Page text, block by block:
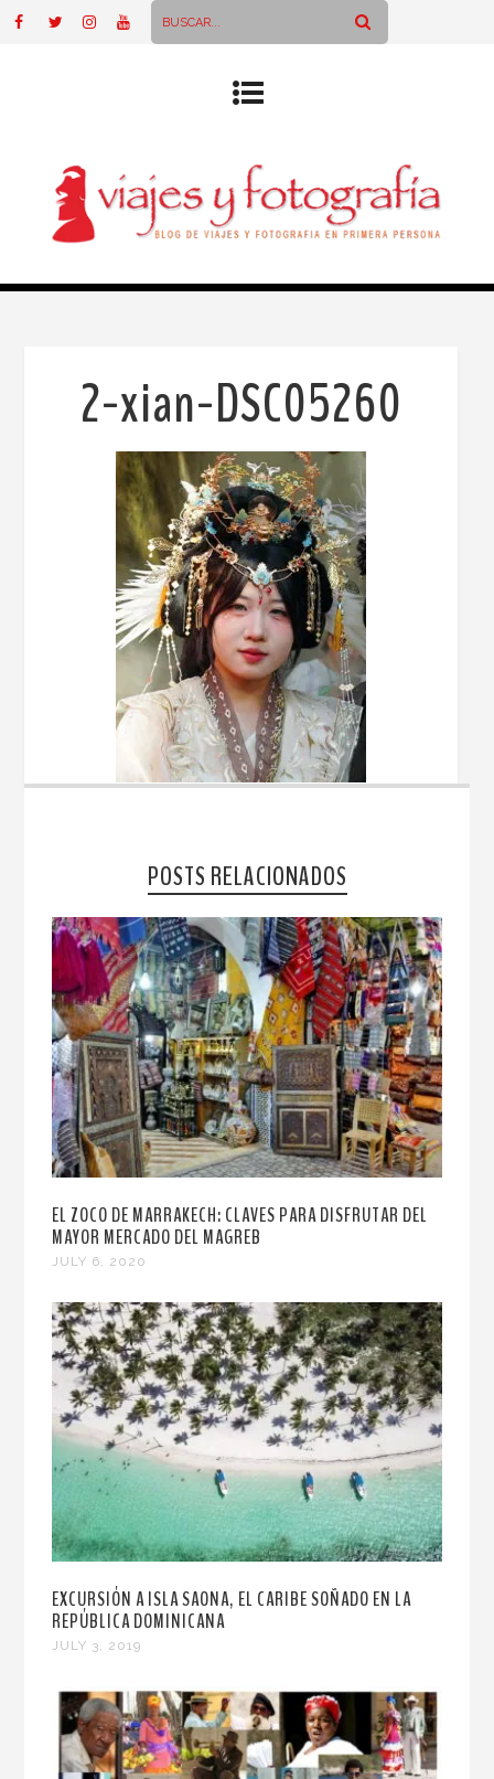
2-xian-DSC05260
POSTS RELACIONADOS
EL ZOCO DE MARRAKECH: CLAVES PARA DISFRUTAR DEL
MAYOR MERCADO DEL MAGREB
JULY 6, 2020
EXCURSIÓN A ISLA SAONA, EL CARIBE SOÑADO EN LA
REPÚBLICA DOMINICANA
JULY 3, 2019